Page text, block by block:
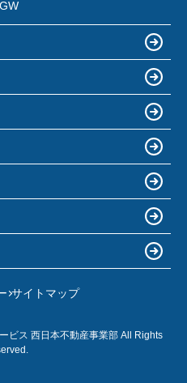
サイトマップ
ビス 西日本不動産事業部 All Rights